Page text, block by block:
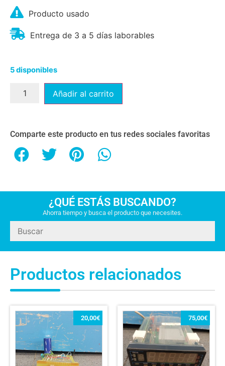
Producto usado
Entrega de 3 a 5 días laborables
5 disponibles
Añadir al carrito
Comparte este producto en tus redes sociales favoritas
¿QUÉ ESTÁS BUSCANDO?
Ahorra tiempo y busca el producto que necesites.
Productos relacionados
20,00€ 75,00€